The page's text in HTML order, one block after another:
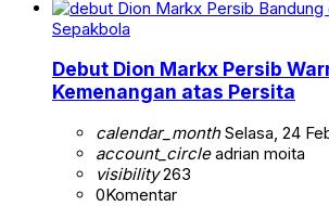
Sepakbola
Debut Dion Markx Persib
Kemenangan atas Persita
calendar_monthSelasa, 24
account_circleadrian moita
visibility263
0Komentar